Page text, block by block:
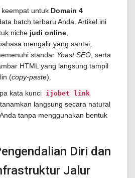
untuk Domain 4
batch terbaru Anda. Artikel ini
niche judi online
mengalir yang santai,
standar Yoast SEO , serta
HTML yang langsung tampil
(copy-paste).
kata kunci ijobet link
langsung secara natural
tanpa menggunakan bentuk
Diri dan
Jalur